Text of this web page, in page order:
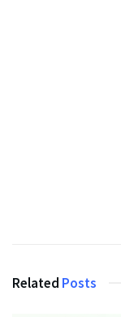
Related Posts